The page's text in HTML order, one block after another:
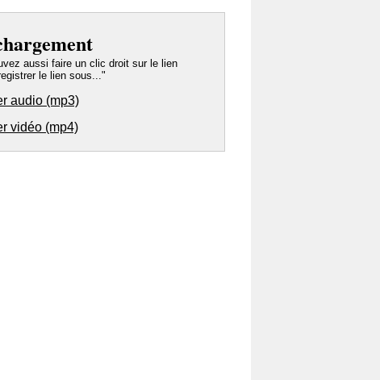
aussi faire un clic droit sur le lien
le lien sous..."
audio (mp3)
vidéo (mp4)